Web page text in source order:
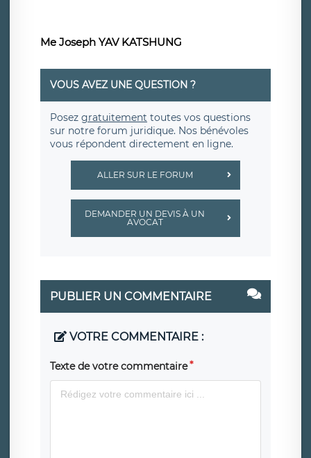
Me Joseph YAV KATSHUNG
VOUS AVEZ UNE QUESTION ?
Posez gratuitement toutes vos questions
sur notre forum juridique. Nos bénévoles
vous répondent directement en ligne.
ALLER SUR LE FORUM
DEMANDER UN DEVIS À UN
AVOCAT
PUBLIER UN COMMENTAIRE
VOTRE COMMENTAIRE :
Texte de votre commentaire